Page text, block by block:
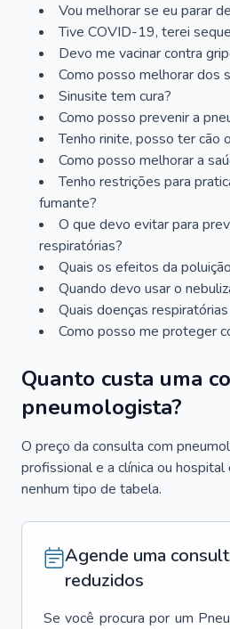
Vou melhorar se eu parar
Tive COVID-19, terei
Devo me vacinar contra
Como posso melhorar dos
Sinusite tem cura?
Como posso prevenir a
Tenho rinite, posso ter cão
Como posso melhorar a
Tenho restrições para
fumante?
O que devo evitar para
respiratórias?
Quais os efeitos da
Quando devo usar o
Quais doenças
Como posso me proteger
Quanto custa uma
pneumologista?
O preço da consulta com
profissional e a clínica ou
nenhum tipo de tabela.
Agende uma
reduzidos
Se você procura por um